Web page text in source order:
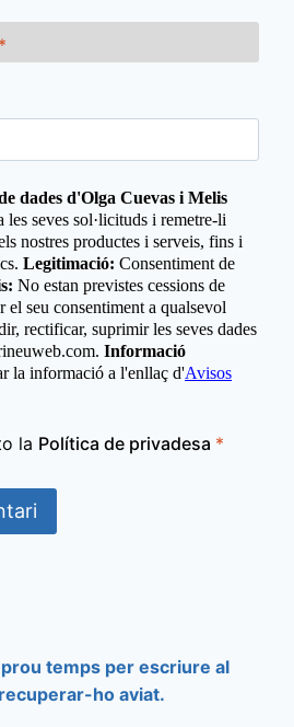
*
dades d'Olga Cuevas i Melis
les seves sol·licituds i remetre-li
nostres productes i serveis, fins i
Legitimació: Consentiment de
No estan previstes cessions de
el seu consentiment a qualsevol
rectificar, suprimir les seves dades
Informació
la informació a l'enllaç d'Avisos
la Política de privadesa *
temps per escriure al
ho aviat.